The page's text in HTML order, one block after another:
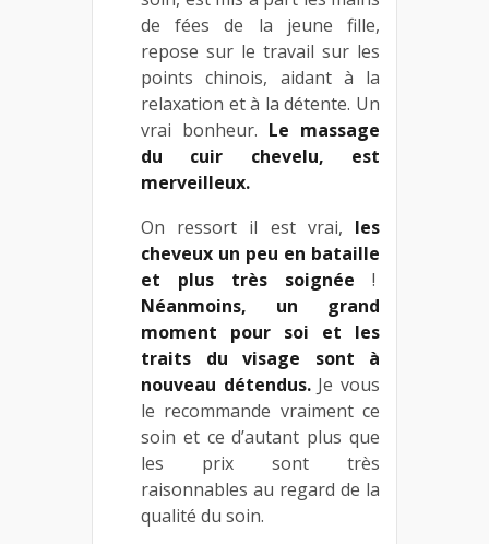
de fées de la jeune fille,
repose sur le travail sur les
points chinois, aidant à la
relaxation et à la détente. Un
vrai bonheur. Le massage
du cuir chevelu, est
merveilleux.
On ressort il est vrai, les
cheveux un peu en bataille
et plus très soignée !
Néanmoins, un grand
moment pour soi et les
traits du visage sont à
nouveau détendus.Je vous
le recommande vraiment ce
soin et ce d’autant plus que
les prix sont très
raisonnables au regard de la
qualité du soin.